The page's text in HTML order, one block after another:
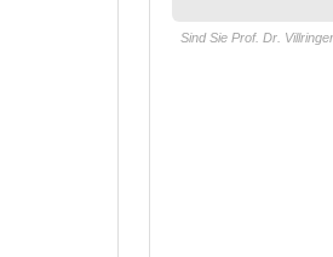
Sind Sie Prof. Dr.